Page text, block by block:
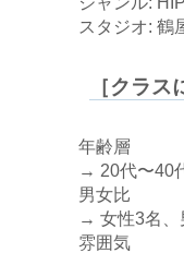
スタジオ: 鶴
［クラス
年齢層
→ 20代〜40
男女比
→ 女性3名、
雰囲気